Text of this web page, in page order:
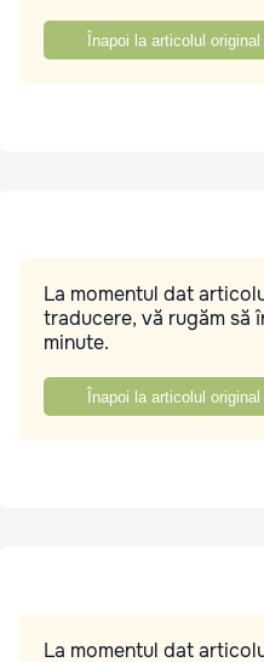
Înapoi la articolul original
La momentul dat
traducere, vă rugăm să
minute.
Înapoi la articolul original
La momentul dat